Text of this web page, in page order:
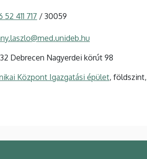
52 411 717 / 30059
Debrecen Nagyerdei körút 98
Központ Igazgatási épület,